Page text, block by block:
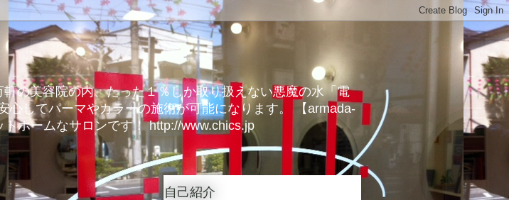
の美容院の内、たった１％しか取り扱えない悪魔の水「電
心してパーマやカラーの施術が可能になります。 【armada-
ホームなサロンです！ http://www.chics.jp
自己紹介